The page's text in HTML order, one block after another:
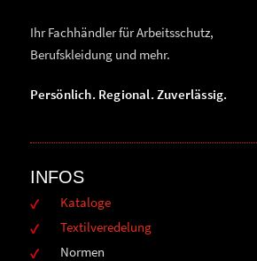
Ihr Fachhändler für Arbeitsschutz,
Berufskleidung und mehr.
Persönlich. Regional. Zuverlässig.
INFOS
Kataloge
Textilveredelung
Normen